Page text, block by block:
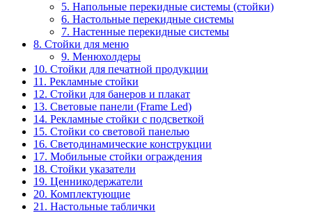
5. Напольные перекидные системы (стойки)
6. Настольные перекидные системы
7. Настенные перекидные системы
8. Стойки для меню
9. Менюхолдеры
10. Стойки для печатной продукции
11. Рекламные стойки
12. Стойки для банеров и плакат
13. Световые панели (Frame Led)
14. Рекламные стойки с подсветкой
15. Стойки со световой панелью
16. Светодинамические конструкции
17. Мобильные стойки ограждения
18. Стойки указатели
19. Ценникодержатели
20. Комплектующие
21. Настольные таблички